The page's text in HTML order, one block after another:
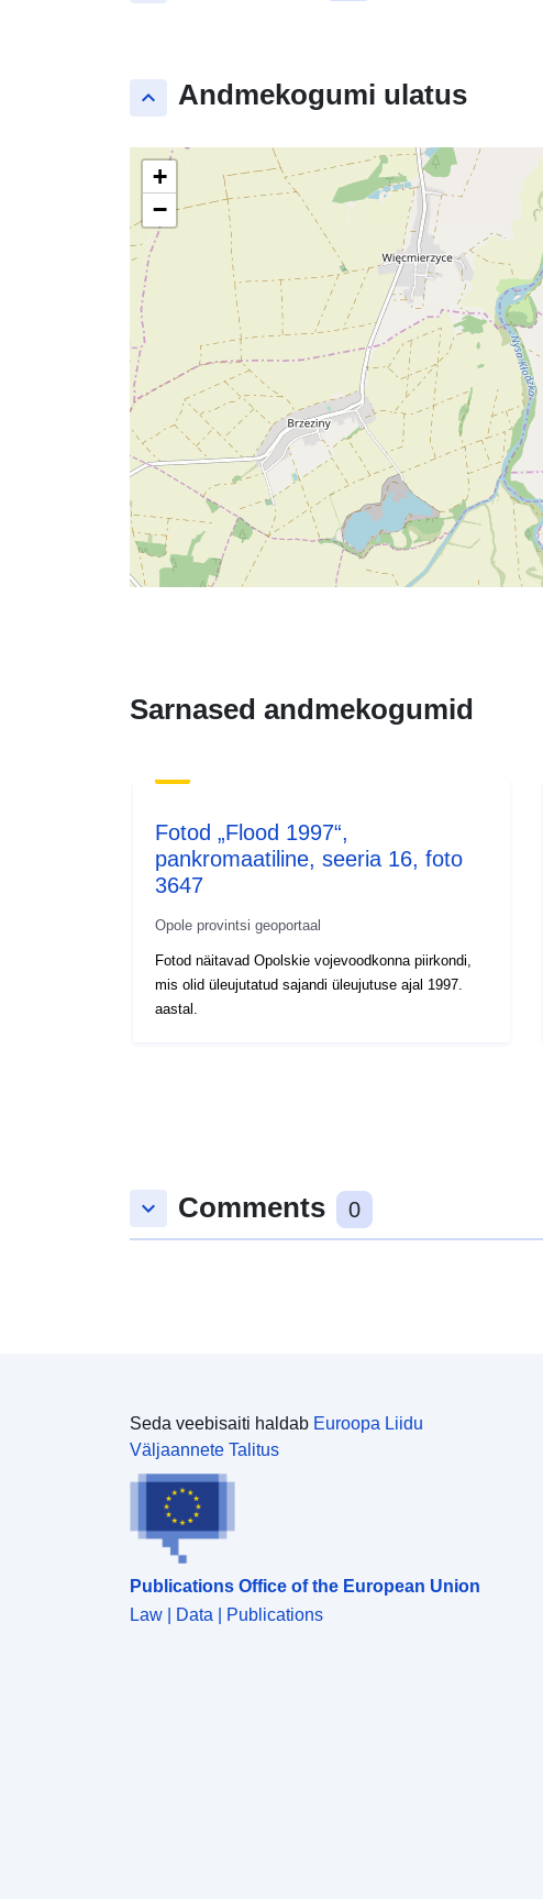
keyboard_arrow_up Andmekogumi ulatus
+
−
Sarnased andmekogumid
Fotod „Flood 1997“,
pankromaatiline, seeria 16, foto
3647
Opole provintsi geoportaal
Fotod näitavad Opolskie vojevoodkonna piirkondi,
mis olid üleujutatud sajandi üleujutuse ajal 1997.
aastal.
keyboard_arrow_down Comments 0
Seda veebisaiti haldab Euroopa Liidu
Väljaannete Talitus
Publications Office of the European Union
Law | Data | Publications